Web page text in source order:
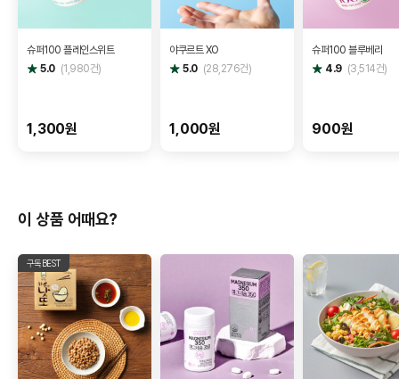
슈퍼100 플레인스위트
별
점
5.0 (1,980건)
1,300원
야쿠르트 XO
별
점
5.0 (28,276건)
1,000원
슈퍼100 블루베리
별
점
4.9 (3,514건)
900원
이 상품 어때요?
구독BEST